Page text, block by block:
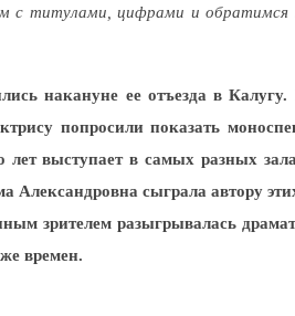
с титулами, цифрами и обратимся
накануне ее отъезда в
попросили показать
выступает в самых разных
Александровна сыграла автору
зрителем разыгрывалась
времен.